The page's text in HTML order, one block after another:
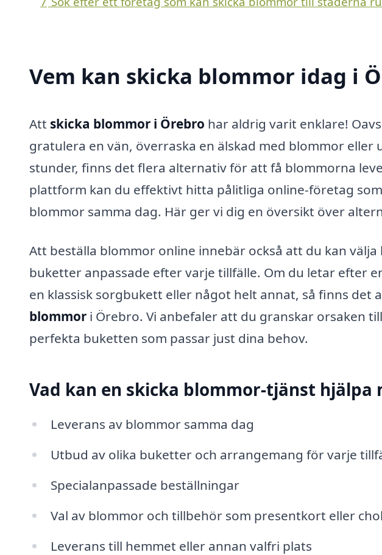
Vem kan skicka blommor idag i
Att skicka blommor i Örebro har aldrig varit enklare!
gratulera en vän, överraska en älskad med blommor eller
stunder, finns det flera alternativ för att få blommorna
plattform kan du effektivt hitta pålitliga online-företag
blommor samma dag. Här ger vi dig en översikt över
Att beställa blommor online innebär också att du kan
buketter anpassade efter varje tillfälle. Om du letar efter
en klassisk sorgbukett eller något helt annat, så finns det
blommor i Örebro. Vi anbefaler att du granskar orsaken
perfekta buketten som passar just dina behov.
Vad kan en skicka blommor-tjänst hjälpa
Leverans av blommor samma dag
Utbud av olika buketter och arrangemang för varje
Specialanpassade beställningar
Val av blommor och tillbehör som presentkort eller
Leverans till hemmet eller annan valfri plats